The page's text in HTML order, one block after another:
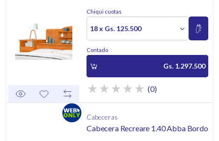
Chiqui cuotas
18 x Gs. 125.500
Contado
Gs. 1.297.500
(0)
Cabeceras
Cabecera Recreare 1.40 Abba Bordo